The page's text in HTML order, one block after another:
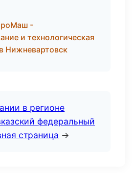
-
и технологическая
Нижневартовск
в регионе
федеральный
страница →